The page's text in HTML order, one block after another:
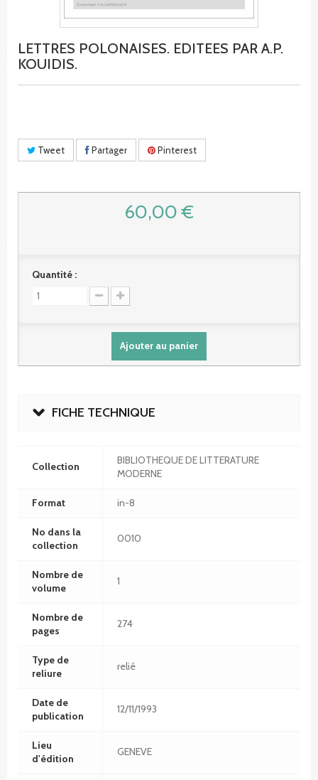
LETTRES POLONAISES. EDITEES PAR A.P.
KOUIDIS.
Tweet Partager Pinterest
60,00 €
Quantité :
Ajouter au panier
FICHE TECHNIQUE
Collection
BIBLIOTHEQUE DE LITTERATURE
MODERNE
Format in-8
No dans la
collection
0010
Nombre de
volume
1
Nombre de
pages
274
Type de
reliure
relié
Date de
publication
12/11/1993
Lieu
d'édition
GENEVE